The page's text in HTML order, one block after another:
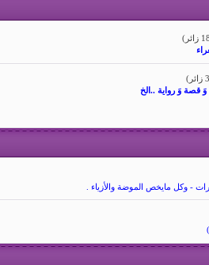
قصة وَ رواية ..الخ
- وكل مايخص الموضة والأزياء .
)